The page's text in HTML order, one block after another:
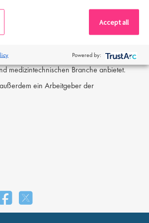
Schwierigkeiten bei der Bewerbung haben,
unter der
biopharmazeutischen,
medizintechnischen Branche anbietet.
ein Arbeitgeber der
Accept all
Powered by: